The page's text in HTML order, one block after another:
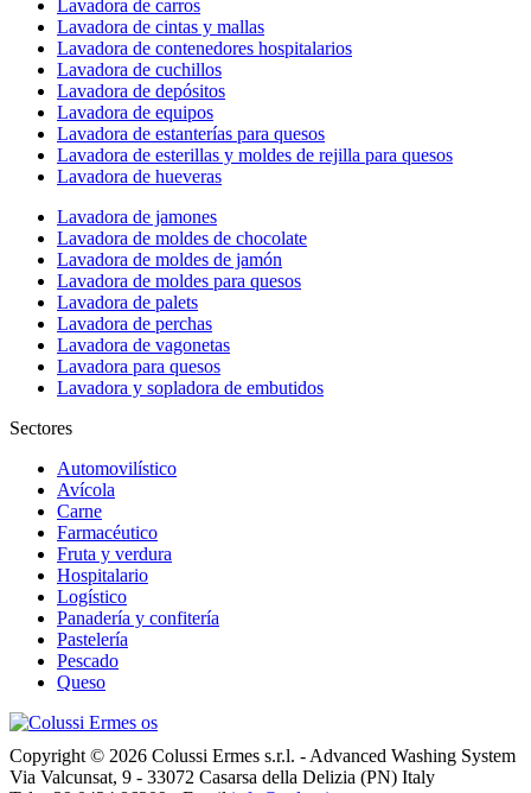
Lavadora de carros
Lavadora de cintas y mallas
Lavadora de contenedores hospitalarios
Lavadora de cuchillos
Lavadora de depósitos
Lavadora de equipos
Lavadora de estanterías para quesos
Lavadora de esterillas y moldes de rejilla para quesos
Lavadora de hueveras
Lavadora de jamones
Lavadora de moldes de chocolate
Lavadora de moldes de jamón
Lavadora de moldes para quesos
Lavadora de palets
Lavadora de perchas
Lavadora de vagonetas
Lavadora para quesos
Lavadora y sopladora de embutidos
Sectores
Automovilístico
Avícola
Carne
Farmacéutico
Fruta y verdura
Hospitalario
Logístico
Panadería y confitería
Pastelería
Pescado
Queso
Copyright © 2026 Colussi Ermes s.r.l. - Advanced Washing System
Via Valcunsat, 9 - 33072 Casarsa della Delizia (PN) Italy